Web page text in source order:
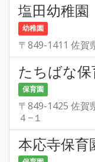
塩田幼稚園
幼稚園
〒849-1411 佐賀
たちばな保
保育園
〒849-1425 佐賀
４−１
本応寺保育